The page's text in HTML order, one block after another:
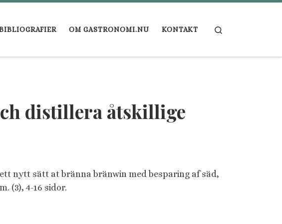
OM GASTRONOMI.NU KONTAKT
distillera åtskillige
nytt sätt at bränna bränwin med besparing af säd,
(3), 4-16 sidor.